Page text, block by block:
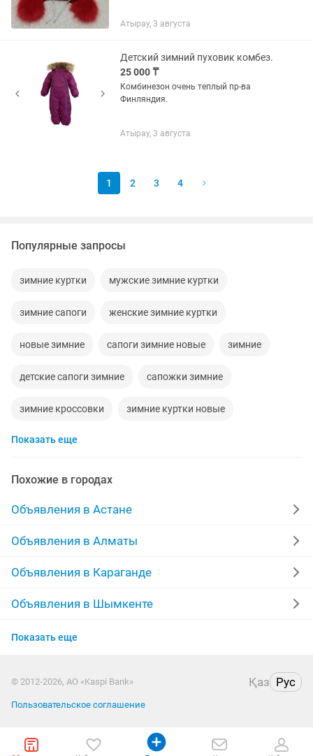
Атырау, 3 августа
Детский зимний пуховик комбез.
25 000 ₸
Комбинезон очень теплый пр-ва
Финляндия.
Атырау, 3 августа
1 2 3 4
Популярные запросы
зимние куртки мужские зимние куртки
зимние сапоги женские зимние куртки
новые зимние сапоги зимние новые зимние
детские сапоги зимние сапожки зимние
зимние кроссовки зимние куртки новые
мужские зимние
Показать еще
Похожие в городах
Объявления в Астане
Объявления в Алматы
Объявления в Караганде
Объявления в Шымкенте
Объявления в Усть-Каменогорске
Объявления в Костанае
Объявления в Павлодаре
Показать еще
© 2012-2026, АО «Kaspi Bank» Қаз Рус
Пользовательское соглашение